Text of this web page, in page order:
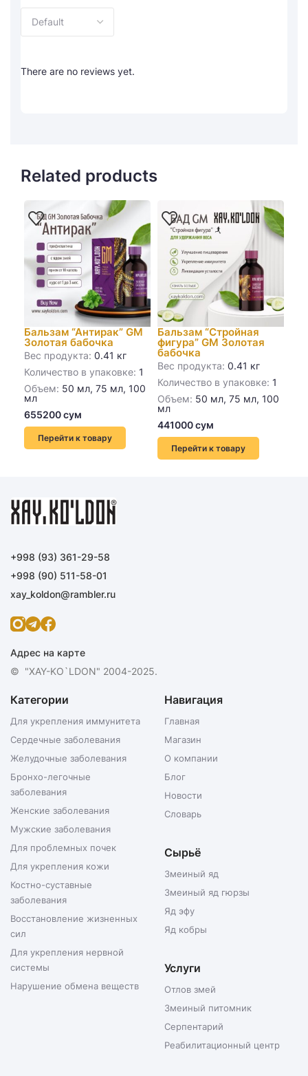
There are no reviews yet.
Related products
Бальзам “Антирак” GM
Золотая бабочка
Вес продукта: 0.41 кг
Количество в упаковке: 1
Объем: 50 мл, 75 мл, 100
мл
Перейти к товару
Бальзам “Cтройная
фигура” GM Золотая
бабочка
Вес продукта: 0.41 кг
Количество в упаковке: 1
Объем: 50 мл, 75 мл, 100
мл
Перейти к товару
+998 (93) 361-29-58
+998 (90) 511-58-01
xay_koldon@rambler.ru
Адрес на карте
© "XAY-KO`LDON" 2004-2025.
Навигация
Главная
Магазин
О компании
Блог
Новости
Словарь
Сырьё
Змеиный яд
Змеиный яд гюрзы
Яд эфу
Яд кобры
Услуги
Отлов змей
Змеиный питомник
Серпентарий
Реабилитационный центр
Категории
Для укрепления иммунитета
Сердечные заболевания
Желудочные заболевания
Бронхо-легочные
заболевания
Женские заболевания
Мужские заболевания
Для проблемных почек
Для укрепления кожи
Костно-суставные
заболевания
Восстановление жизненных
сил
Для укрепления нервной
системы
Нарушение обмена веществ